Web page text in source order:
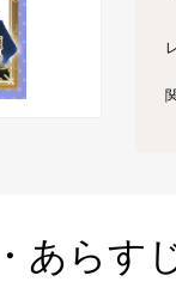
あらす